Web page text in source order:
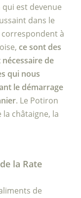
qui est devenue
dans le
à
ce sont des
de
qui nous
le démarrage
. Le Potiron
châtaigne, la
la Rate
de